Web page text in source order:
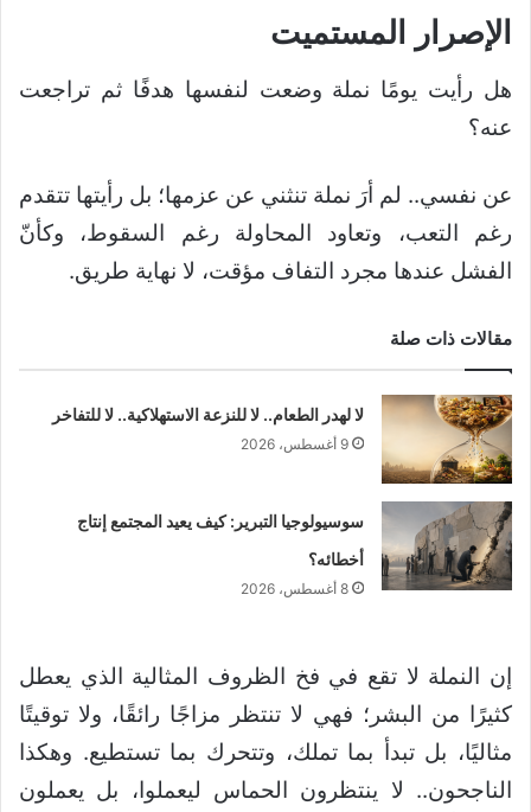
الإصرار المستميت
هل رأيت يومًا نملة وضعت لنفسها هدفًا ثم تراجعت
عنه؟
عن نفسي.. لم أرَ نملة تنثني عن عزمها؛ بل رأيتها تتقدم
رغم التعب، وتعاود المحاولة رغم السقوط، وكأنّ
الفشل عندها مجرد التفاف مؤقت، لا نهاية طريق.
مقالات ذات صلة
لا لهدر الطعام.. لا للنزعة الاستهلاكية.. لا للتفاخر
9 أغسطس، 2026
سوسيولوجيا التبرير: كيف يعيد المجتمع إنتاج
أخطائه؟
8 أغسطس، 2026
إن النملة لا تقع في فخ الظروف المثالية الذي يعطل
كثيرًا من البشر؛ فهي لا تنتظر مزاجًا رائقًا، ولا توقيتًا
مثاليًا، بل تبدأ بما تملك، وتتحرك بما تستطيع. وهكذا
الناجحون.. لا ينتظرون الحماس ليعملوا، بل يعملون